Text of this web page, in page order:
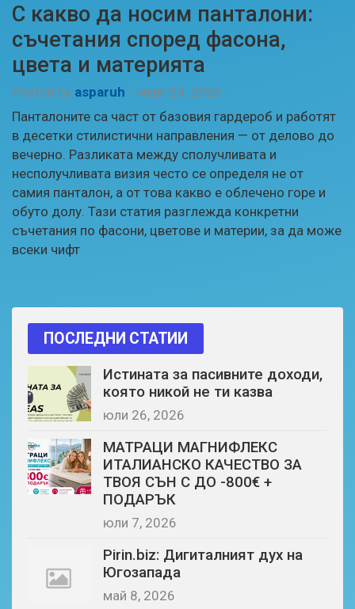
С какво да носим панталони:
съчетания според фасона,
цвета и материята
Posted by asparuh - март 23, 2026
Панталоните са част от базовия гардероб и работят
в десетки стилистични направления — от делово до
вечерно. Разликата между сполучливата и
несполучливата визия често се определя не от
самия панталон, а от това какво е облечено горе и
обуто долу. Тази статия разглежда конкретни
съчетания по фасони, цветове и материи, за да може
всеки чифт
ПОСЛЕДНИ СТАТИИ
Истината за пасивните доходи,
която никой не ти казва
юли 26, 2026
МАТРАЦИ МАГНИФЛЕКС
ИТАЛИАНСКО КАЧЕСТВО ЗА
ТВОЯ СЪН С ДО -800€ +
ПОДАРЪК
юли 7, 2026
Pirin.biz: Дигиталният дух на
Югозапада
май 8, 2026